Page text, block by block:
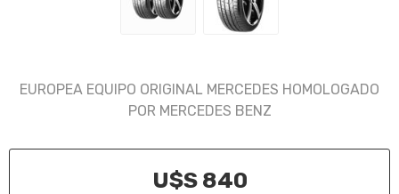
EUROPEA EQUIPO ORIGINAL MERCEDES HOMOLOGADO
POR MERCEDES BENZ
U$S 840